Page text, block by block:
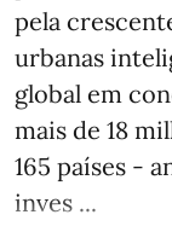
pela
urbanas
global em
mais de 18
165 países -
inves ...